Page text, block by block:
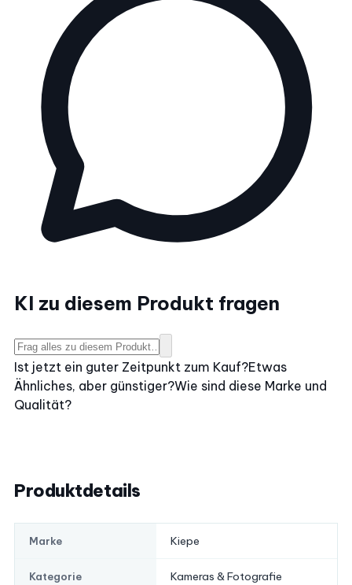
KI zu diesem Produkt fragen
Ist jetzt ein guter Zeitpunkt zum Kauf?Etwas
Ähnliches, aber günstiger?Wie sind diese Marke und
Qualität?
Produktdetails
Marke Kiepe
Kategorie Kameras & Fotografie